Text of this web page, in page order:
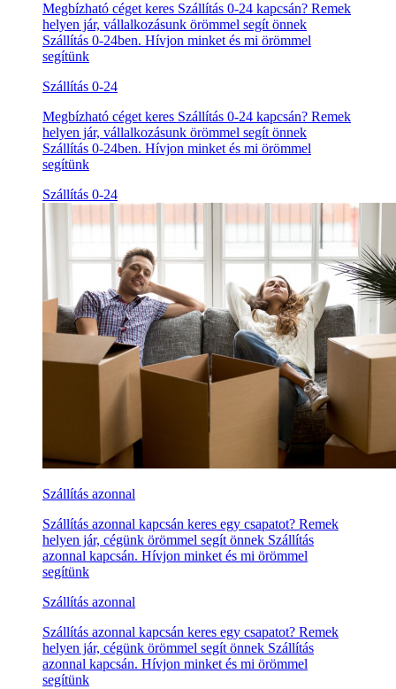
Megbízható céget keres Szállítás 0-24 kapcsán? Remek
helyen jár, vállalkozásunk örömmel segít önnek
Szállítás 0-24ben. Hívjon minket és mi örömmel
segítünk
Szállítás 0-24
Megbízható céget keres Szállítás 0-24 kapcsán? Remek
helyen jár, vállalkozásunk örömmel segít önnek
Szállítás 0-24ben. Hívjon minket és mi örömmel
segítünk
Szállítás 0-24
Szállítás azonnal
Szállítás azonnal kapcsán keres egy csapatot? Remek
helyen jár, cégünk örömmel segít önnek Szállítás
azonnal kapcsán. Hívjon minket és mi örömmel
segítünk
Szállítás azonnal
Szállítás azonnal kapcsán keres egy csapatot? Remek
helyen jár, cégünk örömmel segít önnek Szállítás
azonnal kapcsán. Hívjon minket és mi örömmel
segítünk